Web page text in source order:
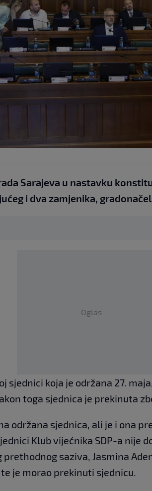
Sarajeva u nastavku
i dva zamjenika,
Oglas
sjednici koja je održana 27.
toga sjednica je prekinuta
održana sjednica, ali je i ona
Klub vijećnika SDP-a nije
prethodnog saziva, Jasmina
je morao prekinuti sjednicu.